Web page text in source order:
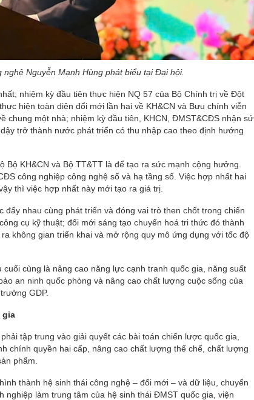
Nguyễn Mạnh Hùng phát biểu tại Đại hội.
nhiệm kỳ đầu tiên thực hiện NQ 57 của Bộ Chính trị về Đột
hiện toàn diện đổi mới lần hai về KH&CN và Bưu chính viễn
chung một nhà; nhiệm kỳ đầu tiên, KHCN, ĐMST&CĐS nhận sứ
trở thành nước phát triển có thu nhập cao theo định hướng
KH&CN và Bộ TT&TT là để tạo ra sức mạnh cộng hưởng.
công nghiệp công nghệ số và hạ tầng số. Việc hợp nhất hai
thì việc hợp nhất này mới tạo ra giá trị.
nhau cùng phát triển và đóng vai trò then chốt trong chiến
cụ kỹ thuật; đổi mới sáng tạo chuyển hoá tri thức đó thành
không gian triển khai và mở rộng quy mô ứng dụng với tốc độ
cùng là nâng cao năng lực cạnh tranh quốc gia, năng suất
an ninh quốc phòng và nâng cao chất lượng cuộc sống của
GDP.
gia
tập trung vào giải quyết các bài toán chiến lược quốc gia,
chính quyền hai cấp, nâng cao chất lượng thể chế, chất lượng
phẩm.
thành hệ sinh thái công nghệ – đổi mới – và dữ liệu, chuyển
làm trung tâm của hệ sinh thái ĐMST quốc gia, viện